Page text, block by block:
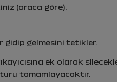
(araca göre).
gidip gelmesini tetikler.
ek olarak
tamamlayacaktır.